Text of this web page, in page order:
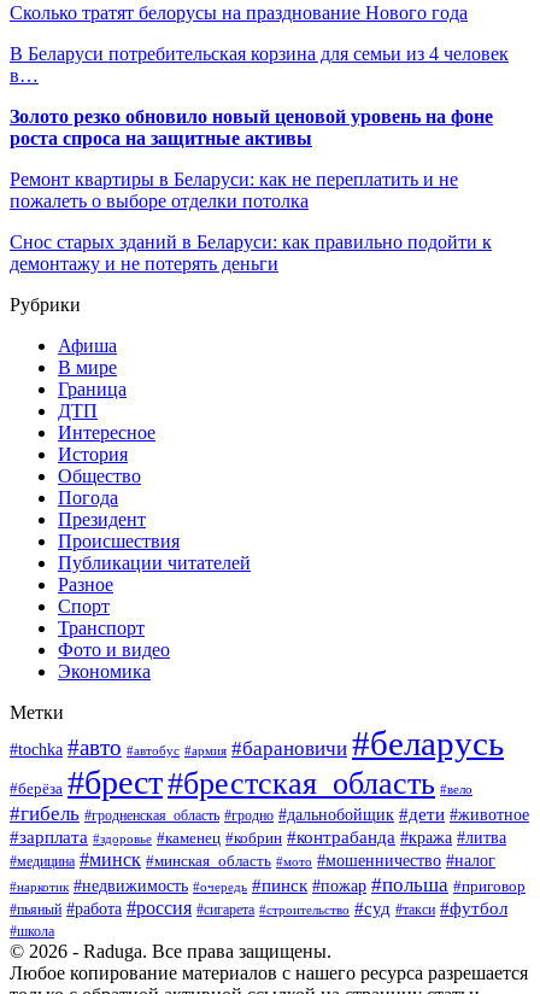
Сколько тратят белорусы на празднование Нового года
В Беларуси потребительская корзина для семьи из 4 человек
в…
Золото резко обновило новый ценовой уровень на фоне
роста спроса на защитные активы
Ремонт квартиры в Беларуси: как не переплатить и не
пожалеть о выборе отделки потолка
Снос старых зданий в Беларуси: как правильно подойти к
демонтажу и не потерять деньги
Рубрики
Афиша
В мире
Граница
ДТП
Интересное
История
Общество
Погода
Президент
Происшествия
Публикации читателей
Разное
Спорт
Транспорт
Фото и видео
Экономика
Метки
#tochka #авто #автобус #армия #барановичи #беларусь
#берёза #брест#брестская_область #вело
#гибель #гродненская_область #гродно #дальнобойщик #дети #животное
#зарплата #здоровье #каменец #кобрин #контрабанда #кража #литва
#медицина #минск #минская_область #мото #мошенничество #налог
#наркотик #недвижимость #очередь #пинск #пожар #польша #приговор
#пьяный #работа #россия #сигарета #строительство #суд #такси #футбол
#школа
© 2026 - Raduga. Все права защищены.
Любое копирование материалов с нашего ресурса разрешается